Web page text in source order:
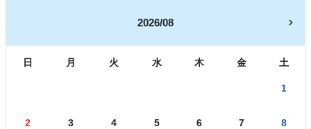
2026/08
日 月 火 水 木 金 土
1
2 3 4 5 6 7 8